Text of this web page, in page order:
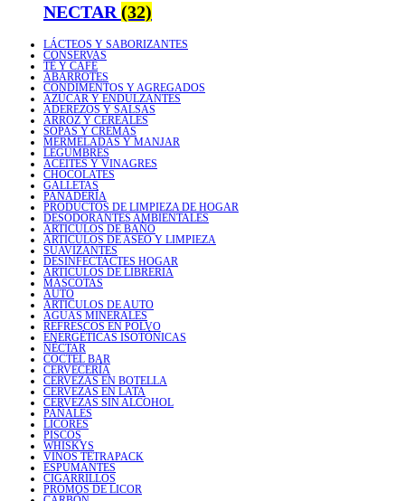
NECTAR (32)
LÁCTEOS Y SABORIZANTES
CONSERVAS
TÉ Y CAFÉ
ABARROTES
CONDIMENTOS Y AGREGADOS
AZÚCAR Y ENDULZANTES
ADEREZOS Y SALSAS
ARROZ Y CEREALES
SOPAS Y CREMAS
MERMELADAS Y MANJAR
LEGUMBRES
ACEITES Y VINAGRES
CHOCOLATES
GALLETAS
PANADERÍA
PRODUCTOS DE LIMPIEZA DE HOGAR
DESODORANTES AMBIENTALES
ARTICULOS DE BAÑO
ARTICULOS DE ASEO Y LIMPIEZA
SUAVIZANTES
DESINFECTACTES HOGAR
ARTICULOS DE LIBRERIA
MASCOTAS
AUTO
ARTICULOS DE AUTO
AGUAS MINERALES
REFRESCOS EN POLVO
ENERGÉTICAS ISOTÓNICAS
NÉCTAR
COCTEL BAR
CERVECERÍA
CERVEZAS EN BOTELLA
CERVEZAS EN LATA
CERVEZAS SIN ALCOHOL
PAÑALES
LICORES
PISCOS
WHISKYS
VINOS TETRAPACK
ESPUMANTES
CIGARRILLOS
PROMOS DE LICOR